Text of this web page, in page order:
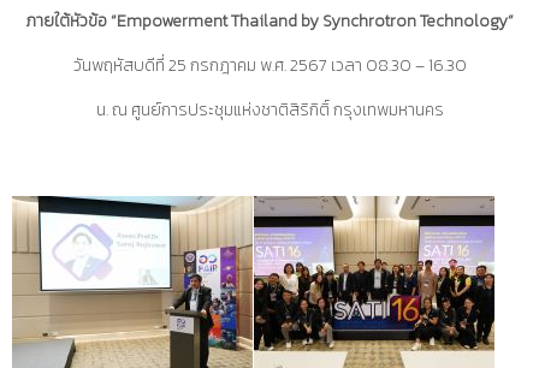
ภายใต้หัวข้อ “Empowerment Thailand by Synchrotron Technology”
วันพฤหัสบดีที่ 25 กรกฎาคม พ.ศ. 2567 เวลา 08.30 – 16.30
น. ณ ศูนย์การประชุมแห่งชาติสิริกิติ์ กรุงเทพมหานคร